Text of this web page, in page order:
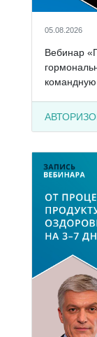
05.08.2026
Вебинар